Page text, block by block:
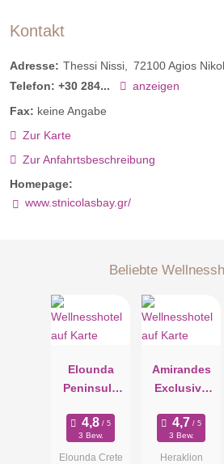
Kontakt
Adresse: Thessi Nissi 72100Agios
Telefon: +30 284...
anzeigen
Fax: keine Angabe
Zur Karte
Zur Anfahrtsbeschreibung
Homepage:
www.stnicolasbay.gr/
Beliebte
Elounda
Peninsula
Hotel
3 Bew.
Elounda Crete
Amirandes
Exclusive
Grecotel
3 Bew.
Heraklion